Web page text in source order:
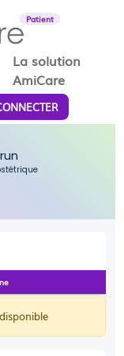
Patient
La solution
AmiCare